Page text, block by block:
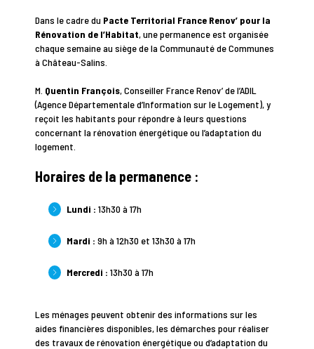
Dans le cadre du Pacte Territorial France Renov’ pour la
Rénovation de l’Habitat, une permanence est organisée
chaque semaine au siège de la Communauté de Communes
à Château-Salins.
M. Quentin François, Conseiller France Renov’ de l’ADIL
(Agence Départementale d’Information sur le Logement), y
reçoit les habitants pour répondre à leurs questions
concernant la rénovation énergétique ou l’adaptation du
logement.
Horaires de la permanence :
Lundi : 13h30 à 17h
Mardi : 9h à 12h30 et 13h30 à 17h
Mercredi : 13h30 à 17h
Les ménages peuvent obtenir des informations sur les
aides financières disponibles, les démarches pour réaliser
des travaux de rénovation énergétique ou d’adaptation du